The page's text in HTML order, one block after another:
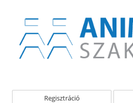
Regisztráció